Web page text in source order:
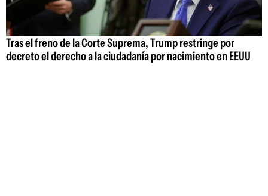
Tras el freno de la Corte Suprema, Trump restringe por
decreto el derecho a la ciudadanía por nacimiento en EEUU